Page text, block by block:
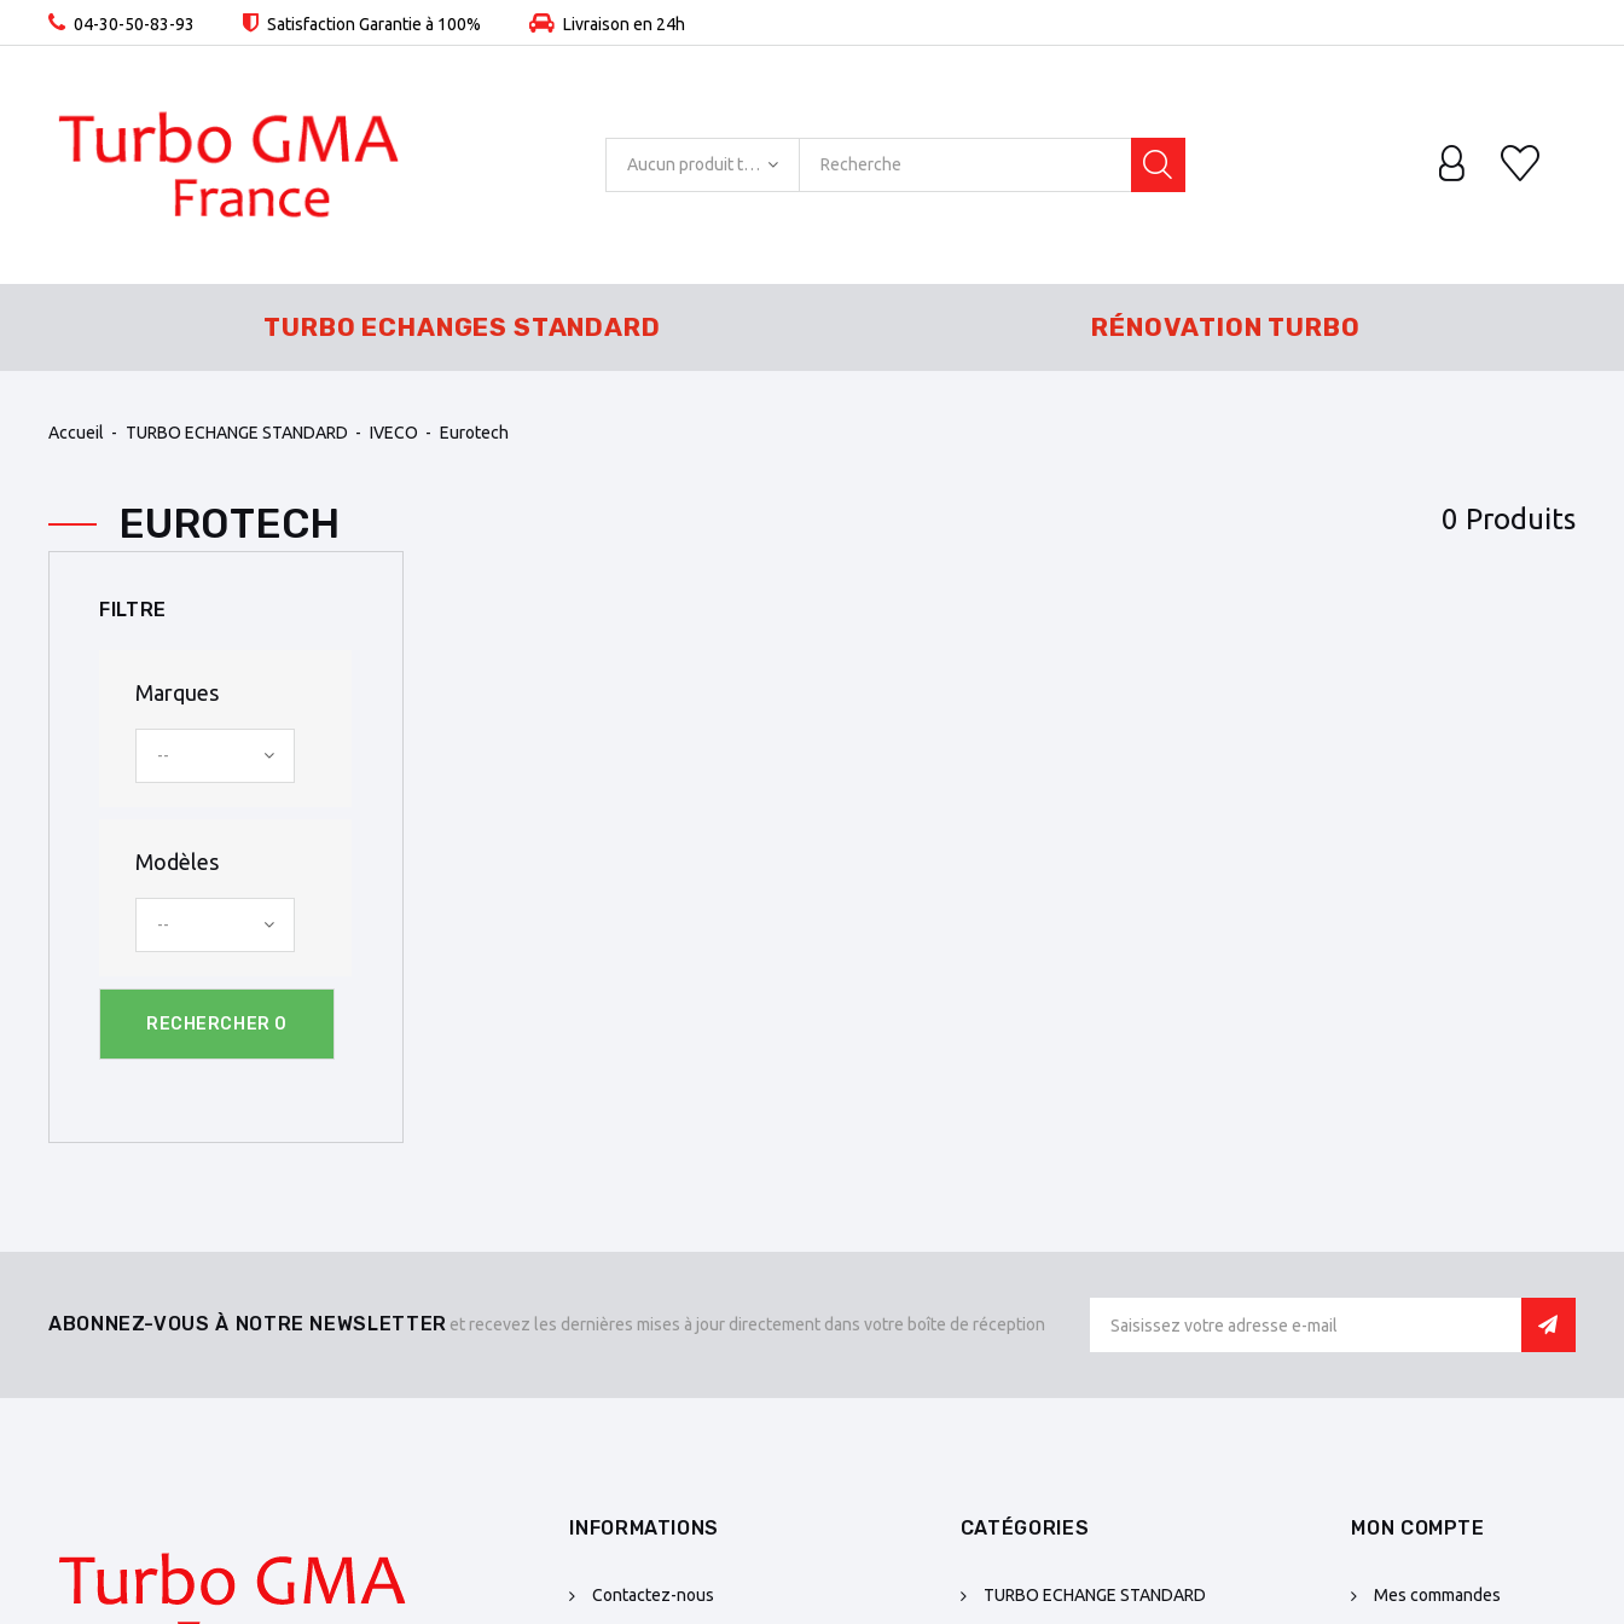
04-30-50-83-93 Satisfaction Garantie à 100% Livraison en 24h
Aucun produit trouvé
TURBO ECHANGES STANDARD RÉNOVATION TURBO
Accueil TURBO ECHANGE STANDARD IVECO Eurotech
EUROTECH 0 Produits
FILTRE
Marques
--
Modèles
--
RECHERCHER 0
ABONNEZ-VOUS À NOTRE NEWSLETTER et recevez les dernières mises à jour directement dans votre boîte de réception
INFORMATIONS
Contactez-nous
CATÉGORIES
TURBO ECHANGE STANDARD
MON COMPTE
Mes commandes